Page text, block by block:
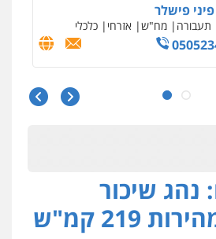
פישלר
תעבורה מח"ש אזרחי כלכלי
עלי סעדי
ליווי וייצוג בחקירות
חברת עורכי דין
עסקים משפחה תעבורה
לפועל
נהג שיכור
219 קמ"ש